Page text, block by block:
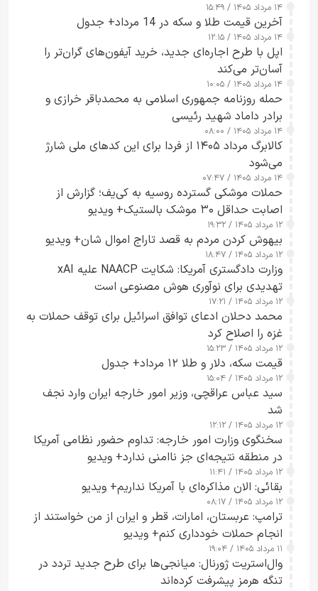
۱۴ مرداد ۱۴۰۵ / ۱۵:۴۹
آخرین قیمت طلا و سکه در 14 مرداد+ جدول
۱۴ مرداد ۱۴۰۵ / ۱۲:۱۵
اپل با طرح اجاره‌ای جدید، خرید آیفون‌های گران‌تر را
آسان‌تر می‌کند
۱۴ مرداد ۱۴۰۵ / ۱۰:۰۵
حمله روزنامه جمهوری اسلامی به محمدباقر خرازی و
برادر داماد شهید رئیسی
۱۴ مرداد ۱۴۰۵ / ۰۸:۰۰
کالابرگ مرداد ۱۴۰۵ از فردا برای این کدهای ملی شارژ
می‌شود
۱۴ مرداد ۱۴۰۵ / ۰۷:۴۷
حملات موشکی گسترده روسیه به کی‌یف؛ گزارش از
اصابت حداقل ۳۰ موشک بالستیک+ ویدیو
۱۲ مرداد ۱۴۰۵ / ۱۹:۳۲
بیهوش کردن مردم به قصد تاراج اموال شان+ ویدیو
۱۲ مرداد ۱۴۰۵ / ۱۸:۴۷
وزارت دادگستری آمریکا: شکایت NAACP علیه xAI
تهدیدی برای نوآوری هوش مصنوعی است
۱۲ مرداد ۱۴۰۵ / ۱۷:۲۱
محمد دحلان ادعای توافق اسرائیل برای توقف حملات به
غزه را اصلاح کرد
۱۲ مرداد ۱۴۰۵ / ۱۵:۲۳
قیمت سکه، دلار و طلا ۱۲ مرداد+ جدول
۱۲ مرداد ۱۴۰۵ / ۱۵:۰۴
سید عباس عراقچی، وزیر امور خارجه ایران وارد نجف
شد
۱۲ مرداد ۱۴۰۵ / ۱۲:۱۲
سخنگوی وزارت امور خارجه: تداوم حضور نظامی آمریکا
در منطقه نتیجه‌ای جز ناامنی ندارد+ ویدیو
۱۲ مرداد ۱۴۰۵ / ۱۱:۴۱
بقائی: الان مذاکره‌ای با آمریکا نداریم+ ویدیو
۱۲ مرداد ۱۴۰۵ / ۰۸:۱۷
ترامپ: عربستان، امارات، قطر و ایران از من خواستند از
انجام حملات خودداری کنم+ ویدیو
۱۱ مرداد ۱۴۰۵ / ۱۹:۰۴
وال‌استریت ژورنال: میانجی‌ها برای طرح جدید تردد در
تنگه هرمز پیشرفت کرده‌اند